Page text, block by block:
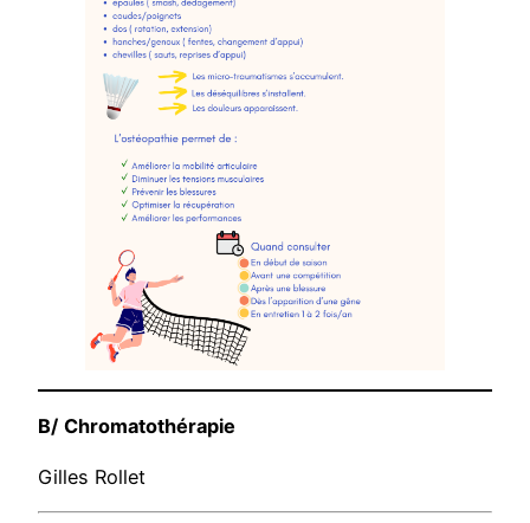
B/ Chromatothérapie
Gilles Rollet